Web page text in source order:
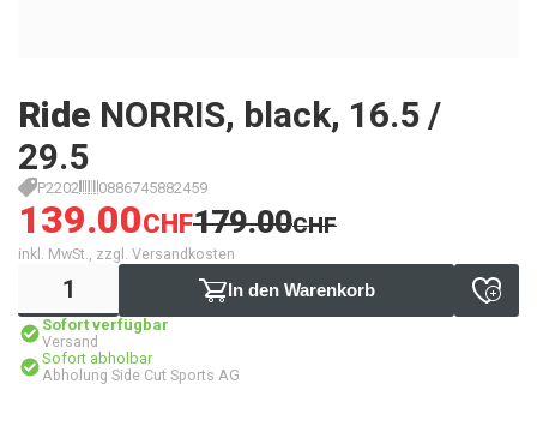
Ride NORRIS, black, 16.5 /
29.5
P2202 0886745882459
139.00CHF179.00CHF
inkl. MwSt., zzgl. Versandkosten
In den Warenkorb
Sofort verfügbar
Versand
Sofort abholbar
Abholung Side Cut Sports AG